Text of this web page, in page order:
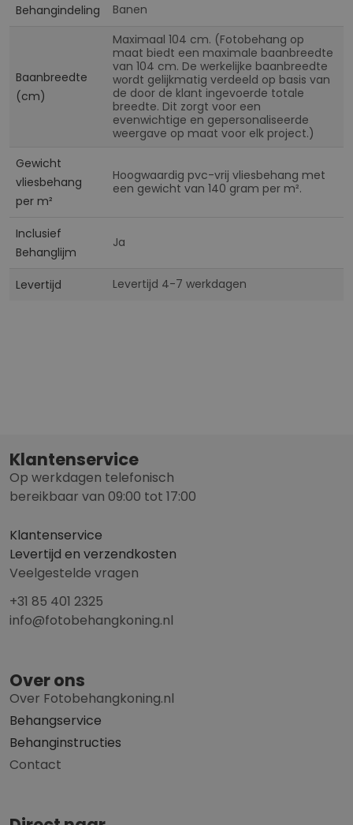
Behangindeling Banen
Baanbreedte
(cm)
Maximaal 104 cm. (Fotobehang op
maat biedt een maximale baanbreedte
van 104 cm. De werkelijke baanbreedte
wordt gelijkmatig verdeeld op basis van
de door de klant ingevoerde totale
breedte. Dit zorgt voor een
evenwichtige en gepersonaliseerde
weergave op maat voor elk project.)
Gewicht
vliesbehang
per m²
Hoogwaardig pvc-vrij vliesbehang met
een gewicht van 140 gram per m².
Inclusief
Behanglijm
Ja
Levertijd Levertijd 4-7 werkdagen
Klantenservice
Op werkdagen telefonisch
bereikbaar van 09:00 tot 17:00
Klantenservice
Levertijd en verzendkosten
Veelgestelde vragen
+31 85 401 2325
info@fotobehangkoning.nl
Over ons
Over Fotobehangkoning.nl
Behangservice
Behanginstructies
Contact